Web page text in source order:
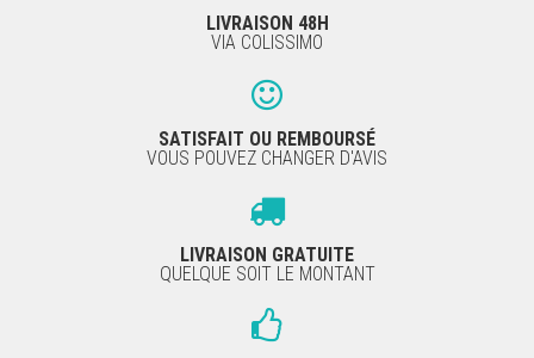
LIVRAISON 48H
VIA COLISSIMO
SATISFAIT OU REMBOURSÉ
VOUS POUVEZ CHANGER D'AVIS
LIVRAISON GRATUITE
QUELQUE SOIT LE MONTANT